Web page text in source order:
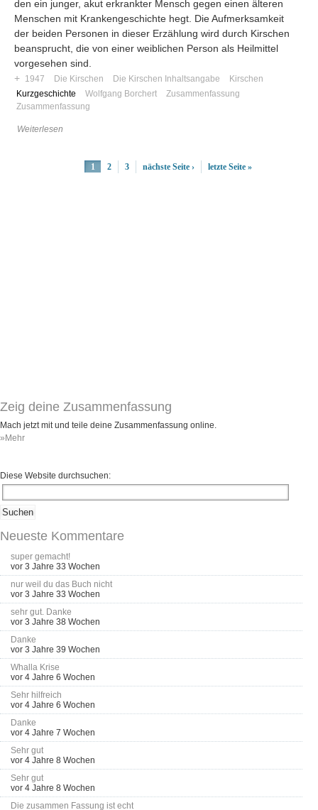
den ein junger, akut erkrankter Mensch gegen einen älteren
Menschen mit Krankengeschichte hegt. Die Aufmerksamkeit
der beiden Personen in dieser Erzählung wird durch Kirschen
beansprucht, die von einer weiblichen Person als Heilmittel
vorgesehen sind.
+ 1947 Die Kirschen Die Kirschen Inhaltsangabe
Kirschen
Kurzgeschichte
Wolfgang Borchert
Zusammenfassung
Zusammenfassung
Weiterlesen
1 2 3 nächste Seite › letzte Seite »
Zeig deine Zusammenfassung
Mach jetzt mit und teile deine Zusammenfassung online.
»Mehr
Diese Website durchsuchen:
Neueste Kommentare
super gemacht!
vor 3 Jahre 33 Wochen
nur weil du das Buch nicht
vor 3 Jahre 33 Wochen
sehr gut. Danke
vor 3 Jahre 38 Wochen
Danke
vor 3 Jahre 39 Wochen
Whalla Krise
vor 4 Jahre 6 Wochen
Sehr hilfreich
vor 4 Jahre 6 Wochen
Danke
vor 4 Jahre 7 Wochen
Sehr gut
vor 4 Jahre 8 Wochen
Sehr gut
vor 4 Jahre 8 Wochen
Die zusammen Fassung ist echt